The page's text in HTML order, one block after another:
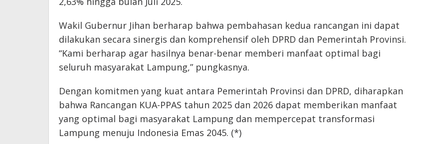
Wakil Gubernur Jihan berharap bahwa pembahasan kedua rancangan ini dapat
dilakukan secara sinergis dan komprehensif oleh DPRD dan Pemerintah Provinsi.
“Kami berharap agar hasilnya benar-benar memberi manfaat optimal bagi
seluruh masyarakat Lampung,” pungkasnya.
Dengan komitmen yang kuat antara Pemerintah Provinsi dan DPRD, diharapkan
bahwa Rancangan KUA-PPAS tahun 2025 dan 2026 dapat memberikan manfaat
yang optimal bagi masyarakat Lampung dan mempercepat transformasi
Lampung menuju Indonesia Emas 2045. (*)